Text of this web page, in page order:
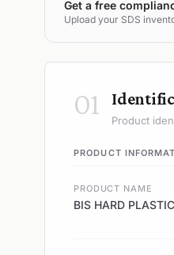
Get a free
Upload your SDS
01 Product
PRODUCT
PRODUCT NAME
BIS HARD